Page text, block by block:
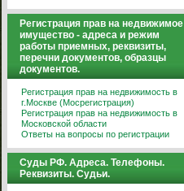
Регистрация прав на недвижимое
имущество - адреса и режим
работы приемных, реквизиты,
перечни документов, образцы
документов.
Регистрация прав на недвижимость в
г.Москве (Мосрегистрация)
Регистрация прав на недвижимость в
Московской области
Ответы на вопросы по регистрации
Суды РФ. Адреса. Телефоны.
Реквизиты. Судьи.